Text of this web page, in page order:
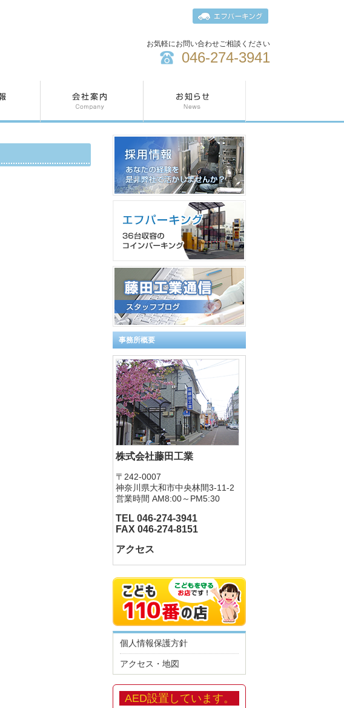
お気軽にお問い合わせご相談ください
046-274-3941
事務所概要
株式会社藤田工業
〒242-0007
神奈川県大和市中央林間3-11-2
営業時間 AM8:00～PM5:30
TEL 046-274-3941
FAX 046-274-8151
アクセス
個人情報保護方針
アクセス・地図
AED設置しています。